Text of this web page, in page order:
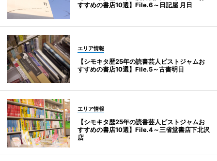
すすめの書店10選】File.6～日記屋 月日
エリア情報
【シモキタ歴25年の読書芸人ピストジャムお
すすめの書店10選】File.5～古書明日
エリア情報
【シモキタ歴25年の読書芸人ピストジャムお
すすめの書店10選】File.4～三省堂書店下北沢
店